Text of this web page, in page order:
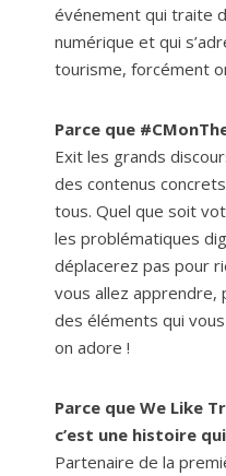
événement qui traite
numérique et qui
tourisme, forcément
Parce que
Exit les grands
des contenus
tous. Quel que soit
les problématiques
déplacerez pas pour
vous allez
des éléments qui
on adore !
Parce que We Like
c’est une histoire
Partenaire de la